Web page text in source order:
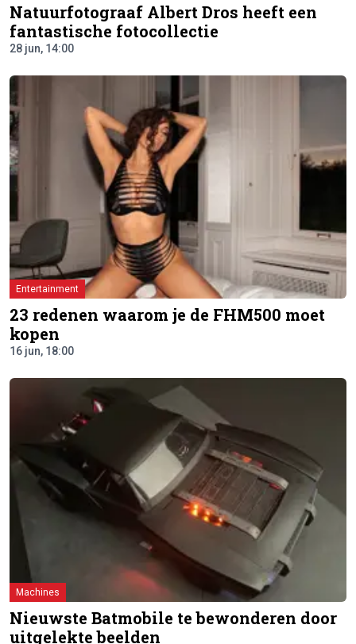
Natuurfotograaf Albert Dros heeft een
fantastische fotocollectie
28 jun, 14:00
Entertainment
23 redenen waarom je de FHM500 moet
kopen
16 jun, 18:00
Machines
Nieuwste Batmobile te bewonderen door
uitgelekte beelden